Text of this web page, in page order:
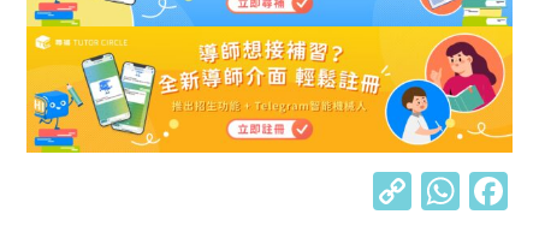
C W